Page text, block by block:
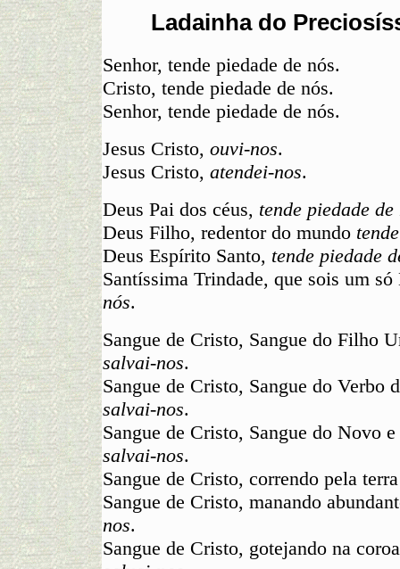
Ladainha do
Senhor, tende piedade de nós.
Cristo, tende piedade de nós.
Senhor, tende piedade de nós.
Jesus Cristo, ouvi-nos.
Jesus Cristo, atendei-nos.
Deus Pai dos céus, tende piedade de
Deus Filho, redentor do mundo
Deus Espírito Santo, tende piedade
Santíssima Trindade, que sois um
nós.
Sangue de Cristo, Sangue do Filho
salvai-nos.
Sangue de Cristo, Sangue do Verbo
salvai-nos.
Sangue de Cristo, Sangue do Novo
salvai-nos.
Sangue de Cristo, correndo pela
Sangue de Cristo, manando
nos.
Sangue de Cristo, gotejando na